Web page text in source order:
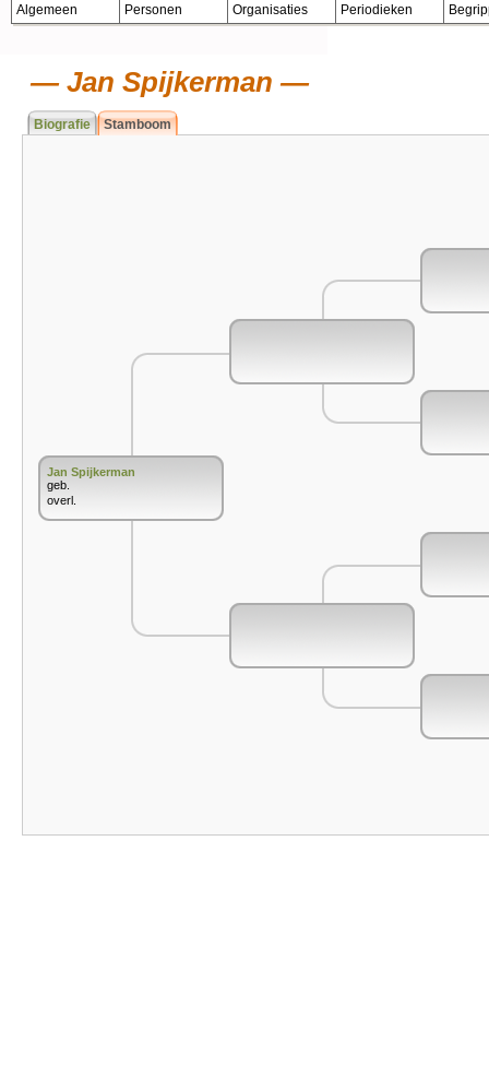
Algemeen Personen Organisaties Periodieken
Jan Spijkerman
Biografie Stamboom
Jan Spijkerman
geb.
overl.